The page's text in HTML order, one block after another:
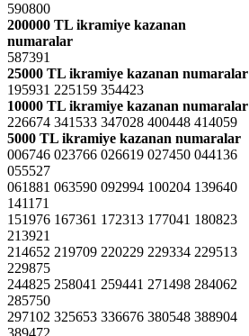
590800
200000 TL ikramiye kazanan
numaralar
587391
25000 TL ikramiye kazanan numaralar
195931 225159 354423
10000 TL ikramiye kazanan numaralar
226674 341533 347028 400448 414059
5000 TL ikramiye kazanan numaralar
006746 023766 026619 027450 044136
055527
061881 063590 092994 100204 139640
141171
151976 167361 172313 177041 180823
213921
214652 219709 220229 229334 229513
229875
244825 258041 259441 271498 284062
285750
297102 325653 336676 380548 388904